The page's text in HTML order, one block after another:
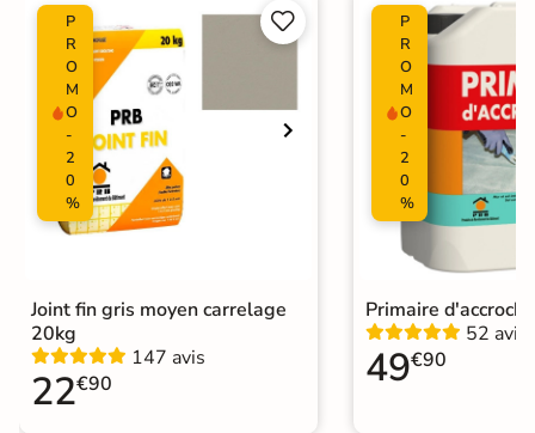
Finition Mate
Surface
Résistant au Gel
Plancher
Chauffant
Choix 1er Choix
Pose
P
R
O
M
O
-
2
0
%


Joint fin gris moyen carrelage
20kg
147 avis
22€90
P
R
O
M
O
-
2
0
%
Primaire
52 avis
49€90